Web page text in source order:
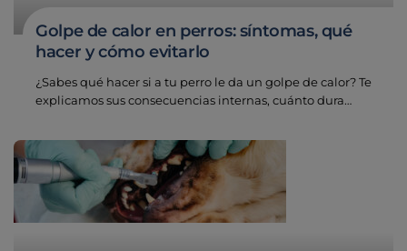
Golpe de calor en perros: síntomas, qué
hacer y cómo evitarlo
¿Sabes qué hacer si a tu perro le da un golpe de calor? Te
explicamos sus consecuencias internas, cuánto dura…